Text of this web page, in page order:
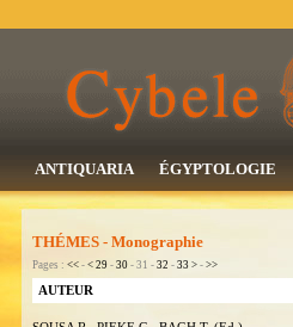
ANTIQUARIA ÉGYPTOLOGIE
THÉMES - Monographie
Pages : << - < 29 - 30 - 31 - 32 - 33 > - >>
AUTEUR